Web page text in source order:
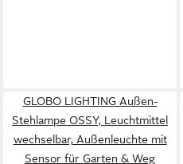
GLOBO LIGHTING Außen-
Stehlampe OSSY, Leuchtmittel
wechselbar, Außenleuchte mit
Sensor für Garten & Weg